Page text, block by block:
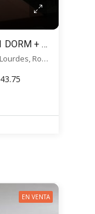
Departamento SEMIPISO de 1 DORM + Balcón – Cordoba 2680, Macrocentro, Rosario
Córdoba 2680, Nuestra señora de Lourdes, Rosario
43.75
EN VENTA